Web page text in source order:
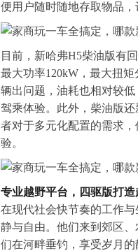
便用户随时随地存取物品，
目前，新哈弗H5柴油版有
最大功率120kW，最大扭矩
辆出问题，油耗也相对较
驾乘体验。此外，柴油版
者对于多元化配置的需求
验。
专业越野平台，四驱版打造
在现代社会快节奏的工作
静与自由。他们来到郊区
们在河畔垂钓，享受岁月